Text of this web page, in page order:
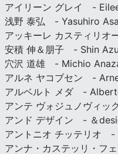
アイリーン グレイ -
浅野 泰弘 - Yasuhiro
アッキーレ カスティリ
安積 伸＆朋子 - Shin
穴沢 道雄 - Michio
アルネ ヤコブセン -
アルベルト メダ -
アンテ ヴォジュノヴィ
アンド デザイン - ＆
アントニオ チッテリオ
アンナ・カステッリ・フ